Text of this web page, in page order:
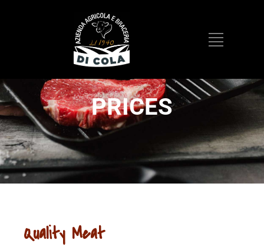
PRICES
Quality Meat